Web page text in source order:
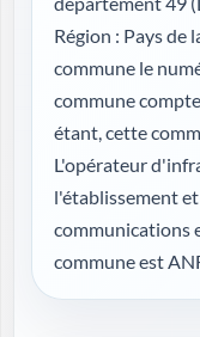
Région : Pays de
commune le
commune
étant, cette
L'opérateur
l'établissement
communications
commune est